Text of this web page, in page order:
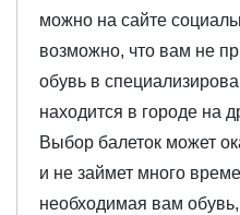
можно на сайте
возможно, что вам не
обувь в
находится в городе на
Выбор балеток может
и не займет много
необходимая вам